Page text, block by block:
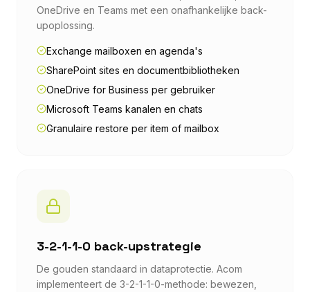
OneDrive en Teams met een onafhankelijke back-
upoplossing.
Exchange mailboxen en agenda's
SharePoint sites en documentbibliotheken
OneDrive for Business per gebruiker
Microsoft Teams kanalen en chats
Granulaire restore per item of mailbox
3-2-1-1-0 back-upstrategie
De gouden standaard in dataprotectie. Acom
implementeert de 3-2-1-1-0-methode: bewezen,